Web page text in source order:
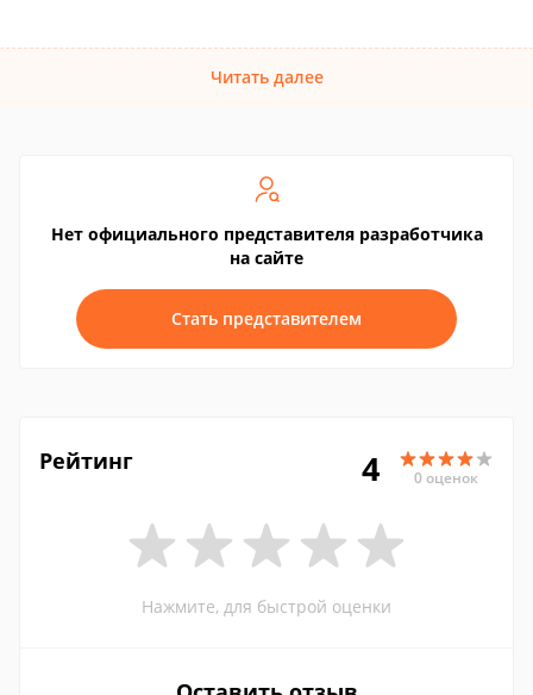
Читать далее
Нет официального представителя разработчика
на сайте
Стать представителем
Рейтинг 4 0 оценок
Нажмите, для быстрой оценки